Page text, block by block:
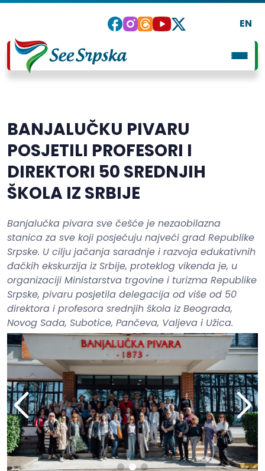
EN
BANJALUČKU PIVARU
POSJETILI PROFESORI I
DIREKTORI 50 SREDNJIH
ŠKOLA IZ SRBIJE
Banjalučka pivara sve češće je nezaobilazna
stanica za sve koji posjećuju najveći grad Republike
Srpske. U cilju jačanja saradnje i razvoja edukativnih
đačkih ekskurzija iz Srbije, proteklog vikenda je, u
organizaciji Ministarstva trgovine i turizma Republike
Srpske, pivaru posjetila delegacija od više od 50
direktora i profesora srednjih škola iz Beograda,
Novog Sada, Subotice, Pančeva, Valjeva i Užica.